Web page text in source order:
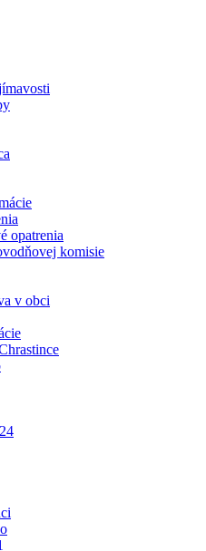
opatrenia
komisie
v obci